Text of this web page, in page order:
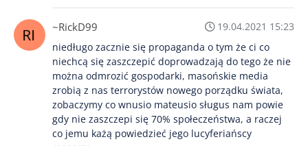
~RickD99
19.04.2021 15:23
niedługo zacznie się propaganda o tym że ci co
niechcą się zaszczepić doprowadzają do tego że nie
można odmrozić gospodarki, masońskie media
zrobią z nas terrorystów nowego porządku świata,
zobaczymy co wnusio mateusio sługus nam powie
gdy nie zaszczepi się 70% społeczeństwa, a raczej
co jemu każą powiedzieć jego lucyferiańscy